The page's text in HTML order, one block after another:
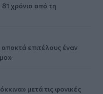
χρόνια από τη
επιτέλους έναν
μετά τις φονικές